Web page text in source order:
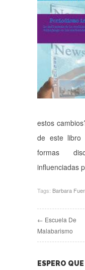
estos
de este libro
formas
influenciadas
Tags: Barbara
← Escuela De
Malabarismo
ESPERO